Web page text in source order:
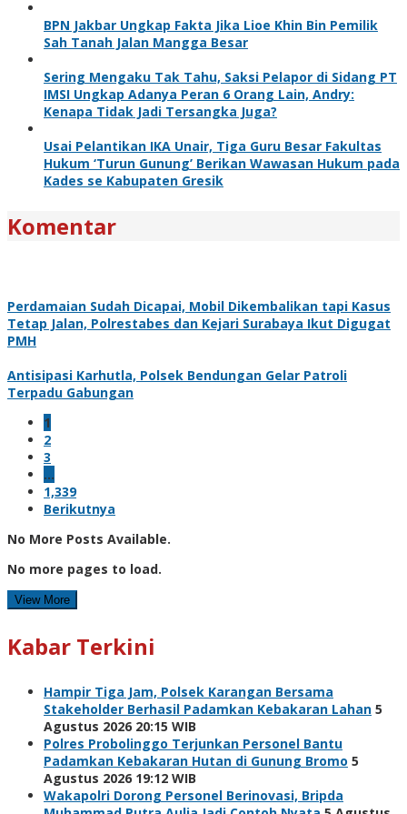
BPN Jakbar Ungkap Fakta Jika Lioe Khin Bin Pemilik
Sah Tanah Jalan Mangga Besar
Sering Mengaku Tak Tahu, Saksi Pelapor di Sidang PT
IMSI Ungkap Adanya Peran 6 Orang Lain, Andry:
Kenapa Tidak Jadi Tersangka Juga?
Usai Pelantikan IKA Unair, Tiga Guru Besar Fakultas
Hukum ‘Turun Gunung’ Berikan Wawasan Hukum pada
Kades se Kabupaten Gresik
Komentar
Perdamaian Sudah Dicapai, Mobil Dikembalikan tapi Kasus
Tetap Jalan, Polrestabes dan Kejari Surabaya Ikut Digugat
PMH
Antisipasi Karhutla, Polsek Bendungan Gelar Patroli
Terpadu Gabungan
1
2
3
…
1,339
Berikutnya
No More Posts Available.
No more pages to load.
View More
Kabar Terkini
Hampir Tiga Jam, Polsek Karangan Bersama
Stakeholder Berhasil Padamkan Kebakaran Lahan 5
Agustus 2026 20:15 WIB
Polres Probolinggo Terjunkan Personel Bantu
Padamkan Kebakaran Hutan di Gunung Bromo 5
Agustus 2026 19:12 WIB
Wakapolri Dorong Personel Berinovasi, Bripda